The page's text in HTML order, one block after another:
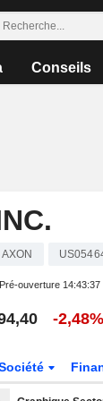
Conseils
AXON
Pré-ouverture 14:43:37
-2,48%